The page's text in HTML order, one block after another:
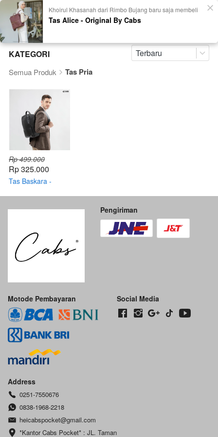
KATEGORI Terbaru
Semua Produk Tas Pria
Rp 499.000
Rp 325.000
Tas Baskara -
Khoirul Khasanah dari Rimbo Bujang baru saja membeli
Tas Alice - Original By Cabs
Pengiriman
Motode Pembayaran Social Media
Address
0251-7550676
0838-1968-2218
heicabspocket@gmail.com
*Kantor Cabs Pocket* : JL. Taman